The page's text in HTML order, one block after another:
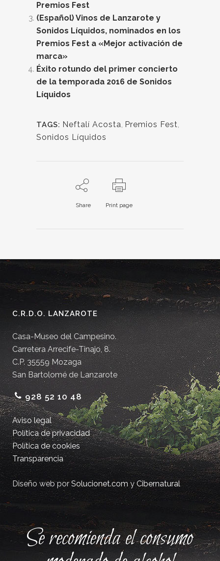
Premios Fest
(Español) Vinos de Lanzarote y
Sonidos Líquidos, nominados en los
Premios Fest a «Mejor activación de
marca»
Éxito rotundo del primer concierto
de la temporada 2016 de Sonidos
Líquidos
TAGS: Neftalí Acosta, Premios Fest,
Sonidos Líquidos
Share Print page
C.R.D.O. LANZAROTE
Casa-Museo del Campesino.
Carretera Arrecife-Tinajo, 8.
C.P. 35559 Mozaga
San Bartolomé de Lanzarote
928 52 10 48
Aviso legal
Política de privacidad
Política de cookies
Transparencia
Diseño web porSolucionet.comyCibernatural
Se recomienda el consumo